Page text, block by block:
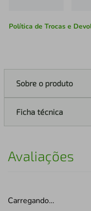
Política de Trocas e
Sobre o produto
Ficha técnica
Avaliações
Carregando…